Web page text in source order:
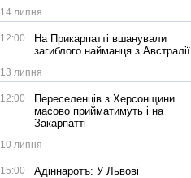
14 липня
12:00
На Прикарпатті вшанували
загиблого найманця з Австралії
13 липня
12:00
Переселенців з Херсонщини
масово прийматимуть і на
Закарпатті
10 липня
15:00
Адіннаротъ: У Львові